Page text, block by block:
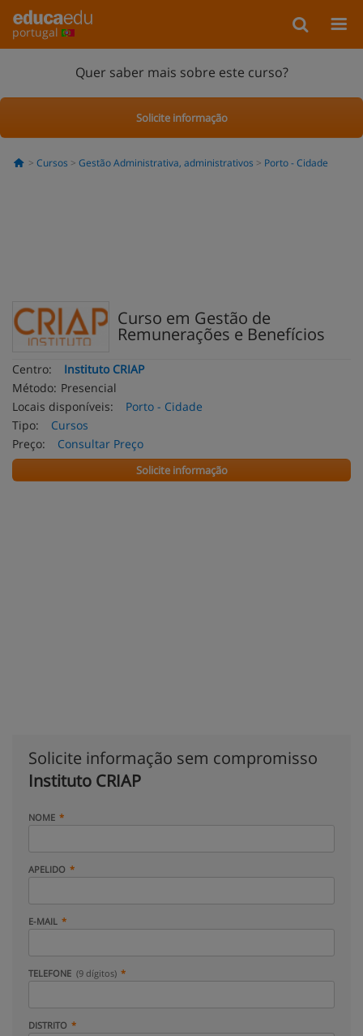
portugal
Quer saber mais sobre este curso?
Solicite informação
Cursos Gestão Administrativa, administrativos Porto - Cidade
Curso em Gestão de
Remunerações e Benefícios
Centro:
Instituto CRIAP
Método: Presencial
Locais disponíveis:
Porto - Cidade
Tipo:
Cursos
Preço:
Consultar Preço
Solicite informação
Solicite informação sem compromisso
Instituto CRIAP
NOME
APELIDO
E-MAIL
TELEFONE (9 dígitos)
DISTRITO